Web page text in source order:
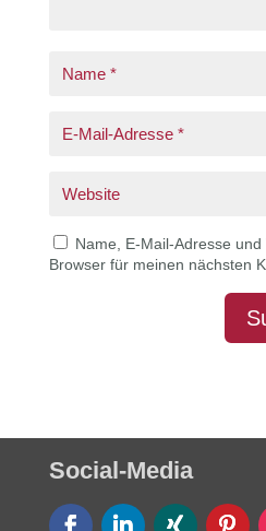
Name, E-Mail-Adresse
Browser für meinen nächsten
Social-Media